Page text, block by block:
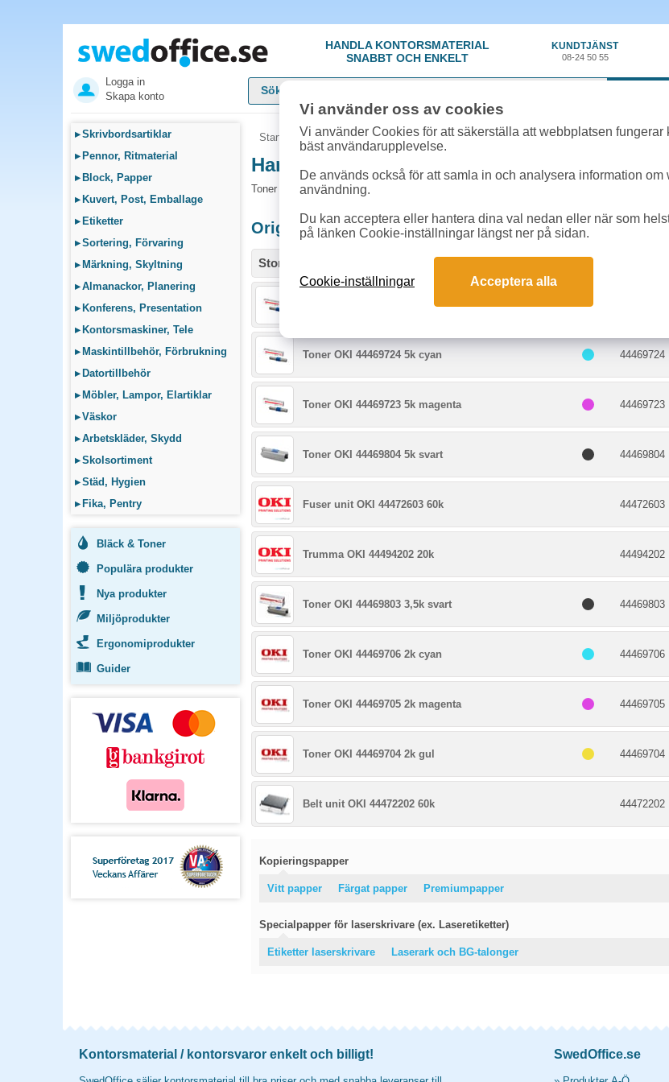
HANDLA KONTORSMATERIAL
SNABBT OCH ENKELT
KUNDTJÄNST
08-24 50 55
Logga in
Skapa konto
▸Skrivbordsartiklar
▸ Pennor, Ritmaterial
▸ Block, Papper
▸ Kuvert, Post, Emballage
▸ Etiketter
▸Sortering, Förvaring
▸ Märkning, Skyltning
▸Almanackor, Planering
▸ Konferens, Presentation
▸ Kontorsmaskiner, Tele
▸ Maskintillbehör, Förbrukning
▸ Datortillbehör
▸ Möbler, Lampor, Elartiklar
▸Väskor
▸Arbetskläder, Skydd
▸Skolsortiment
▸Städ, Hygien
▸ Fika, Pentry
Bläck & Toner
Populära produkter
Nya produkter
Miljöprodukter
Ergonomiprodukter
Guider
Startsida » Sök bläck & toner»Okidata C 530 DN
Handla Toner till Okidata C 530 DN online
Toner och tillbehör som passar till Okidata C 530 DN
Originalprodukter till Okidata C 530 DN
Storlek / info Färg
Toner OKI 44469722 5k gul
Toner OKI 44469724 5k cyan 44469724
Toner OKI 44469723 5k magenta 44469723
Toner OKI 44469804 5k svart 44469804
Fuser unit OKI 44472603 60k 44472603
Trumma OKI 44494202 20k 44494202
Toner OKI 44469803 3,5k svart 44469803
Toner OKI 44469706 2k cyan 44469706
Toner OKI 44469705 2k magenta 44469705
Toner OKI 44469704 2k gul 44469704
Belt unit OKI 44472202 60k 44472202
Kopieringspapper
Vitt papper Färgat papper Premiumpapper
Specialpapper för laserskrivare (ex. Laseretiketter)
Etiketter laserskrivare Laserark och BG-talonger
Kontorsmaterial / kontorsvaror enkelt och billigt! SwedOffice.se
Vi använder oss av cookies
Vi använder Cookies för att säkerställa att webbplatsen fungerar
bäst användarupplevelse.
De används också för att samla in och analysera information om
användning.
Du kan acceptera eller hantera dina val nedan eller när som
på länken Cookie-inställningar längst ner på sidan.
Cookie-inställningar Acceptera alla